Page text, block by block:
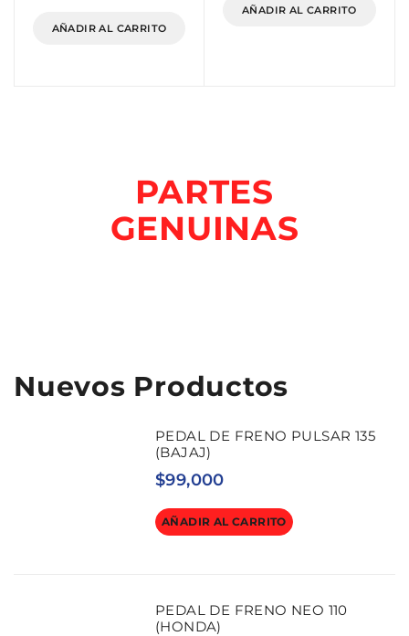
AÑADIR AL CARRITO
AÑADIR AL CARRITO
PARTES
GENUINAS
Nuevos Productos
PEDAL DE FRENO PULSAR 135
(BAJAJ)
$99,000
AÑADIR AL CARRITO
PEDAL DE FRENO NEO 110
(HONDA)